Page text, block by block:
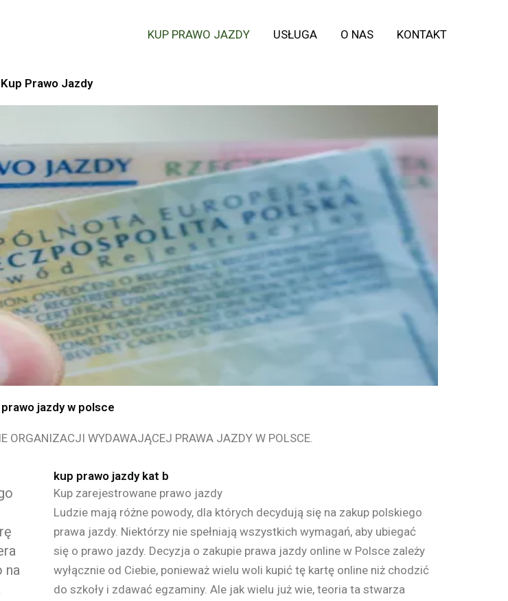
KUP PRAWO JAZDY USŁUGA O NAS KONTAKT
Kup Prawo Jazdy
jazdy w polsce
ORGANIZACJI WYDAWAJĄCEJ PRAWA JAZDY W POLSCE.
na
kup prawo jazdy kat b
Kup zarejestrowane prawo jazdy
Ludzie mają różne powody, dla których decydują się na zakup polskiego
prawa jazdy. Niektórzy nie spełniają wszystkich wymagań, aby ubiegać
się o prawo jazdy. Decyzja o zakupie prawa jazdy online w Polsce zależy
wyłącznie od Ciebie, ponieważ wielu woli kupić tę kartę online niż chodzić
do szkoły i zdawać egzaminy. Ale jak wielu już wie, teoria ta stwarza